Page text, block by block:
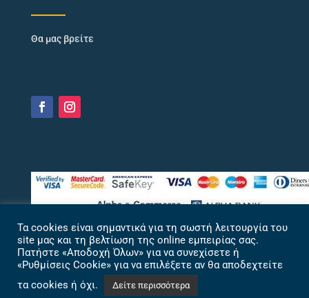
Θα μας βρείτε
Τα cookies είναι σημαντικά για τη σωστή λειτουργία του
site μας και τη βελτίωση της online εμπειρίας σας.
Πατήστε «Αποδοχή Όλων» για να συνεχίσετε ή
«Ρυθμίσεις Cookie» για να επιλέξετε αν θα αποδεχτείτε
τα cookies ή όχι.
Δείτε περισσότερα